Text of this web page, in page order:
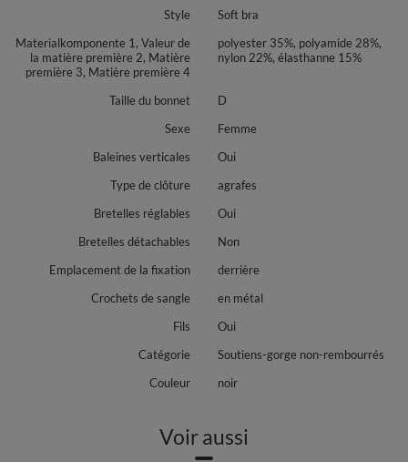
Style
Soft bra
Materialkomponente 1, Valeur de
la matière première 2, Matière
première 3, Matière première 4
polyester 35%, polyamide 28%,
nylon 22%, élasthanne 15%
Taille du bonnet
D
Sexe
Femme
Baleines verticales
Oui
Type de clôture
agrafes
Bretelles réglables
Oui
Bretelles détachables
Non
Emplacement de la fixation
derrière
Crochets de sangle
en métal
Fils
Oui
Catégorie
Soutiens-gorge non-rembourrés
Couleur
noir
Voir aussi